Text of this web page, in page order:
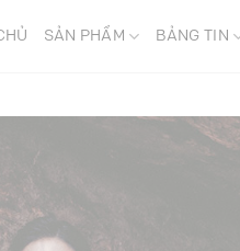
SẢN PHẨM BẢNG TIN